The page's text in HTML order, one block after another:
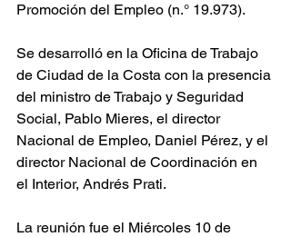
Promoción del Empleo (n.° 19.973).
Se desarrolló en la Oficina de Trabajo
de Ciudad de la Costa con la presencia
del ministro de Trabajo y Seguridad
Social, Pablo Mieres, el director
Nacional de Empleo, Daniel Pérez, y el
director Nacional de Coordinación en
el Interior, Andrés Prati.
La reunión fue el Miércoles 10 de